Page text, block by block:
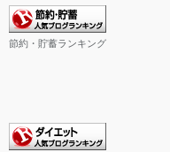
節約・貯蓄ランキング